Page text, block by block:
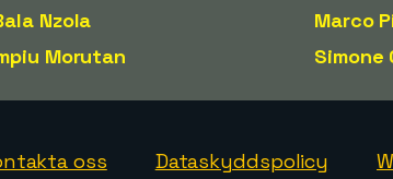
Nzola
Marco
Morutan Simone
oss Dataskyddspolicy